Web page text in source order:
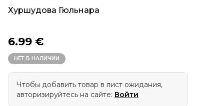
Хуршудова Гюльнара
6.99 €
НЕТ В НАЛИЧИИ
Чтобы добавить товар в лист ожидания,
авторизируйтесь на сайте: Войти